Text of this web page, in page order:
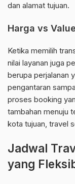
dan alamat tujuan.
Harga vs
Ketika memilih
nilai layanan juga
berupa perjalanan
pengantaran
proses booking
tambahan menuju
kota tujuan, travel
Jadwal
yang